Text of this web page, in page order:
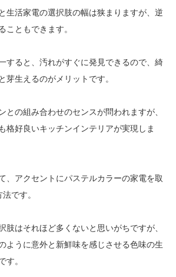
生活家電の選択肢の幅は狭まりますが、逆
こともできます。
すると、汚れがすぐに発見できるので、綺
芽生えるのがメリットです。
との組み合わせのセンスが問われますが、
格好良いキッチンインテリアが実現しま
、アクセントにパステルカラーの家電を取
です。
肢はそれほど多くないと思いがちですが、
ように意外と新鮮味を感じさせる色味の生
す。